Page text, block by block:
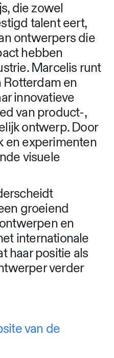
die zowel
talent eert,
ontwerpers die
hebben
Marcelis runt
Rotterdam en
innovatieve
van product-,
ontwerp. Door
en experimenten
visuele
groeiend
en
internationale
haar positie als
verder
van de